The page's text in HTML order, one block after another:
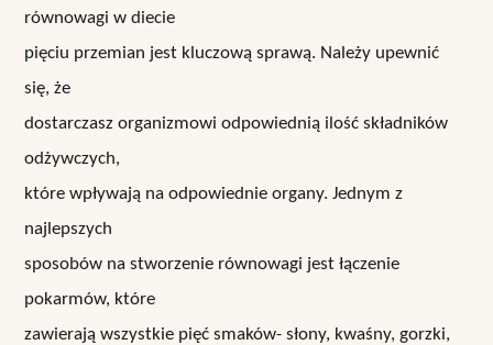
równowagi w diecie
pięciu przemian jest kluczową sprawą. Należy upewnić
się, że
dostarczasz organizmowi odpowiednią ilość składników
odżywczych,
które wpływają na odpowiednie organy. Jednym z
najlepszych
sposobów na stworzenie równowagi jest łączenie
pokarmów, które
zawierają wszystkie pięć smaków- słony, kwaśny, gorzki,